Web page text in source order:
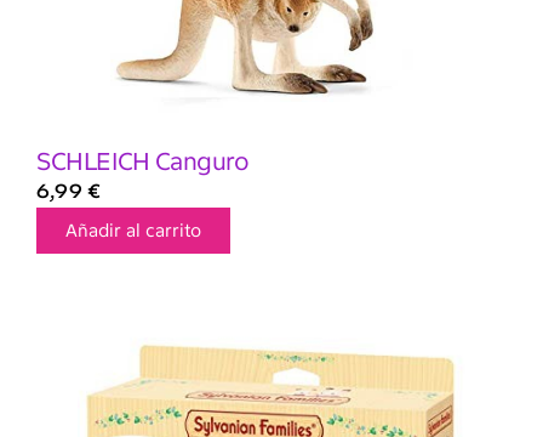
SCHLEICH Canguro
6,99 €
Añadir al carrito